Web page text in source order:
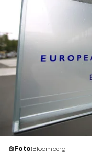
Foto:Bloomberg